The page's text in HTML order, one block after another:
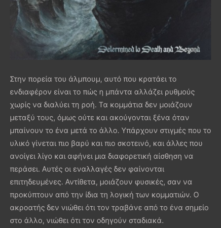
Στην πορεία του άλμπουμ, αυτό που κρατάει το
ενδιαφέρον είναι το πώς η μπάντα αλλάζει ρυθμούς
χωρίς να διαλύει τη ροή. Τα κομμάτια δεν μοιάζουν
μεταξύ τους, όμως ούτε και ακούγονται ξένα όταν
μπαίνουν το ένα μετά το άλλο. Υπάρχουν στιγμές που το
υλικό γίνεται πιο βαρύ και πιο σκοτεινό, και άλλες που
ανοίγει λίγο και αφήνει μια διαφορετική αίσθηση να
περάσει. Αυτές οι εναλλαγές δεν φαίνονται
επιτηδευμένες. Αντίθετα, μοιάζουν φυσικές, σαν να
προκύπτουν από την ίδια τη λογική των κομματιών. Ο
ακροατής δεν νιώθει ότι τον τραβάνε από το ένα σημείο
στο άλλο, νιώθει ότι τον οδηγούν σταδιακά.